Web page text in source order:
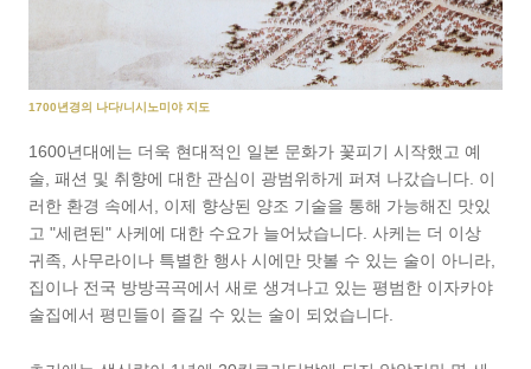
1700년경의 나다/니시노미야 지도
1600년대에는 더욱 현대적인 일본 문화가 꽃피기 시작했고 예
술, 패션 및 취향에 대한 관심이 광범위하게 퍼져 나갔습니다. 이
러한 환경 속에서, 이제 향상된 양조 기술을 통해 가능해진 맛있
고 "세련된" 사케에 대한 수요가 늘어났습니다. 사케는 더 이상
귀족, 사무라이나 특별한 행사 시에만 맛볼 수 있는 술이 아니라,
집이나 전국 방방곡곡에서 새로 생겨나고 있는 평범한 이자카야
술집에서 평민들이 즐길 수 있는 술이 되었습니다.